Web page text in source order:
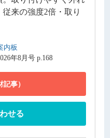
来の強度2倍・取り
内板
年8月号 p.168
事）
せる